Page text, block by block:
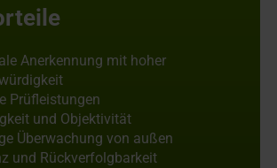
Anerkennung mit hoher
Prüfleistungen
und Objektivität
Überwachung von außen
und Rückverfolgbarkeit